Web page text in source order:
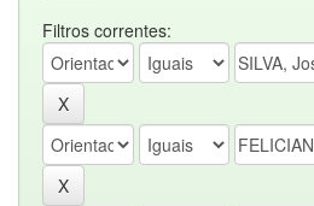
Filtros correntes: